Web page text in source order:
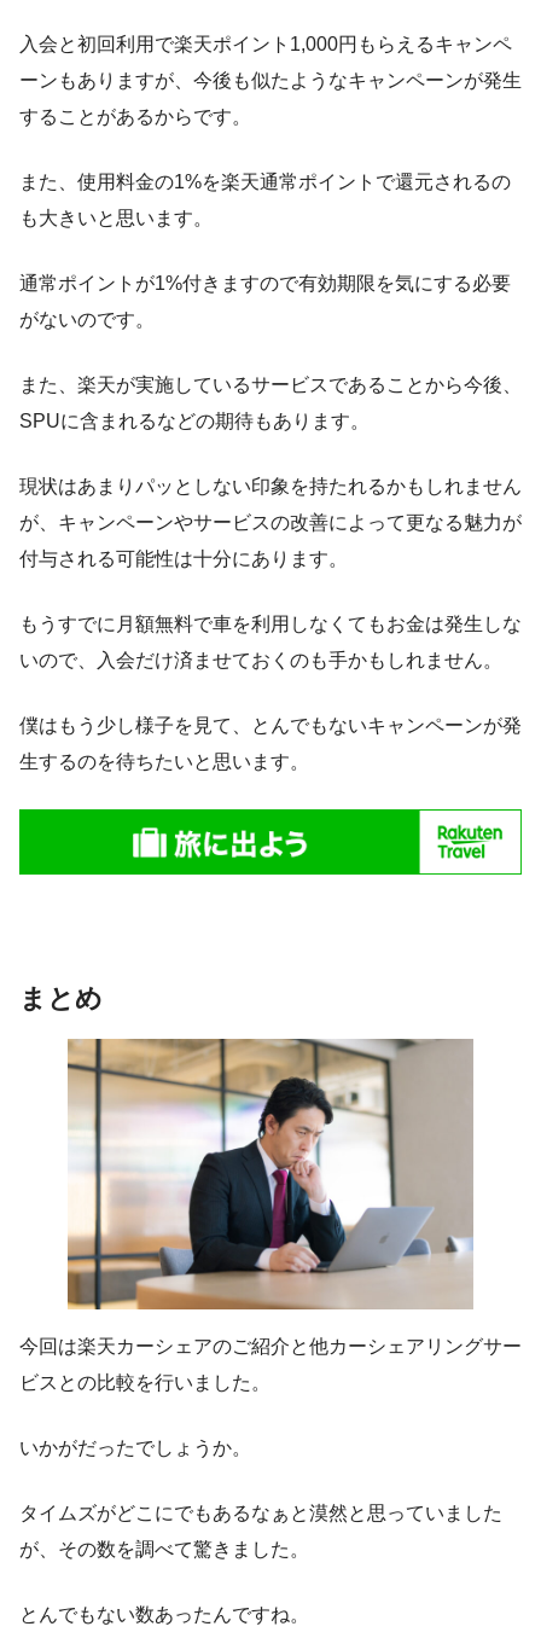
入会と初回利用で楽天ポイント1,000円もらえるキャンペ
ーンもありますが、 今後も似たようなキャンペーンが発生
することがあるからです。
また、 使用料金の1%を楽天通常ポイントで還元されるの
も大きいと思います。
通常ポイントが1%付きますので有効期限を気にする必要
がないのです。
また、楽天が実施しているサービスであることから今後、
SPUに含まれるなどの期待もあります。
現状はあまりパッとしない印象を持たれるかもしれません
が、キャンペーンやサービスの改善によって更なる魅力が
付与される可能性は十分にあります。
もうすでに月額無料で車を利用しなくてもお金は発生しな
いので、入会だけ済ませておくのも手かもしれません。
僕はもう少し様子を見て、とんでもないキャンペーンが発
生するのを待ちたいと思います。
まとめ
今回は楽天カーシェアのご紹介と他カーシェアリングサー
ビスとの比較を行いました。
いかがだったでしょうか。
タイムズがどこにでもあるなぁと漠然と思っていました
が、その数を調べて驚きました。
とんでもない数あったんですね。